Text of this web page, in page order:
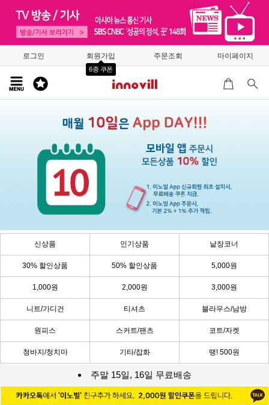
로그인 회원가입
6종 쿠폰
주문조회 마이페이지
신상품 인기상품 낱장코너
30% 할인상품 50% 할인상품 5,000원
1,000원 2,000원 3,000원
니트/가디건 티셔츠 블라우스/남방
원피스 스커트/팬츠 코트/자켓
청바지/청치마 기타/잡화 땡! 500원
주말 15일, 16일 무료배송